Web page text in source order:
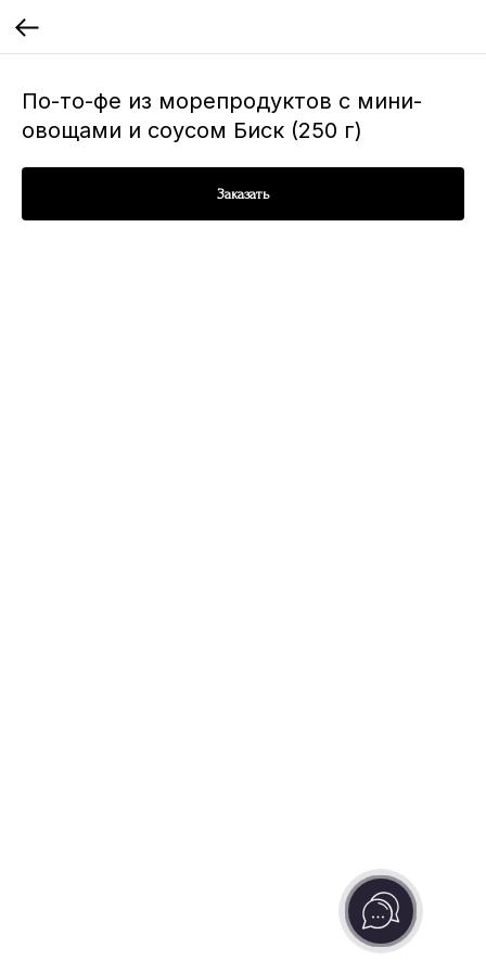
По-то-фе из морепродуктов с мини-
овощами и соусом Биск (250 г)
Заказать